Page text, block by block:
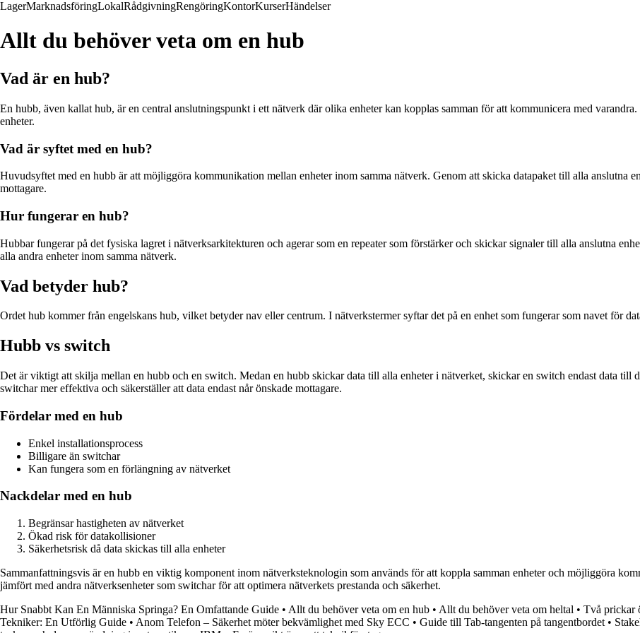
LagerMarknadsföringLokalRådgivningRengöringKontorKurserHändelser
Allt du behöver veta om en hub
Vad är en hub?
En hubb, även kallat hub, är en central anslutningspunkt i ett nätverk där olika enheter kan kopplas samman för att kommunicera med
enheter.
Vad är syftet med en hub?
Huvudsyftet med en hubb är att möjliggöra kommunikation mellan enheter inom samma nätverk. Genom att skicka datapaket till alla anslutna
mottagare.
Hur fungerar en hub?
Hubbar fungerar på det fysiska lagret i nätverksarkitekturen och agerar som en repeater som förstärker och skickar signaler till alla anslutna
alla andra enheter inom samma nätverk.
Vad betyder hub?
Ordet hub kommer från engelskans hub, vilket betyder nav eller centrum. I nätverkstermer syftar det på en enhet som fungerar som navet för
Hubb vs switch
Det är viktigt att skilja mellan en hubb och en switch. Medan en hubb skickar data till alla enheter i nätverket, skickar en switch endast data till
switchar mer effektiva och säkerställer att data endast når önskade mottagare.
Fördelar med en hub
Enkel installationsprocess
Billigare än switchar
Kan fungera som en förlängning av nätverket
Nackdelar med en hub
Begränsar hastigheten av nätverket
Ökad risk för datakollisioner
Säkerhetsrisk då data skickas till alla enheter
Sammanfattningsvis är en hubb en viktig komponent inom nätverksteknologin som används för att koppla samman enheter och möjliggöra
jämfört med andra nätverksenheter som switchar för att optimera nätverkets prestanda och säkerhet.
Hur Snabbt Kan En Människa Springa? En Omfattande Guide • Allt du behöver veta om en hub • Allt du behöver veta om heltal • Två prickar
Tekniker: En Utförlig Guide • Anom Telefon – Säkerhet möter bekvämlighet med Sky ECC • Guide till Tab-tangenten på tangentbordet •